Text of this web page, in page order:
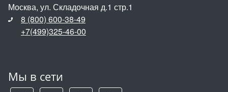
Москва, ул. Складочная д.1 стр.1
8 (800) 600-38-49
+7(499)325-46-00
Мы в сети